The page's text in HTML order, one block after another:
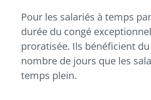
Pour les salariés à temps
durée du congé exceptionnel
proratisée. Ils bénéficient
nombre de jours que les
temps plein.